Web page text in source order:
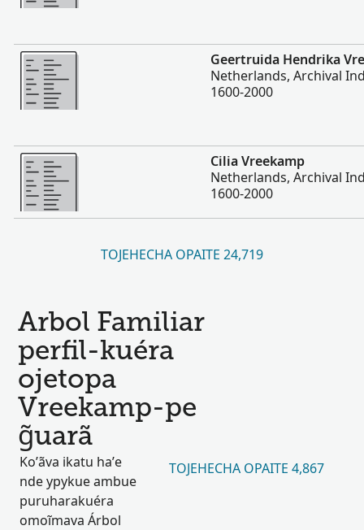
Hetave
Geertruida Hendrika
Netherlands, Archival
1600-2000
Hetave
Cilia Vreekamp
Netherlands, Archival
1600-2000
TOJEHECHA OPAITE 24,719
Arbol Familiar
perfil-kuéra
ojetopa
Vreekamp-pe
g̃uarã
Ko’ãva ikatu ha’e
nde ypykue ambue
puruharakuéra
omoĩmava Árbol
TOJEHECHA OPAITE 4,867